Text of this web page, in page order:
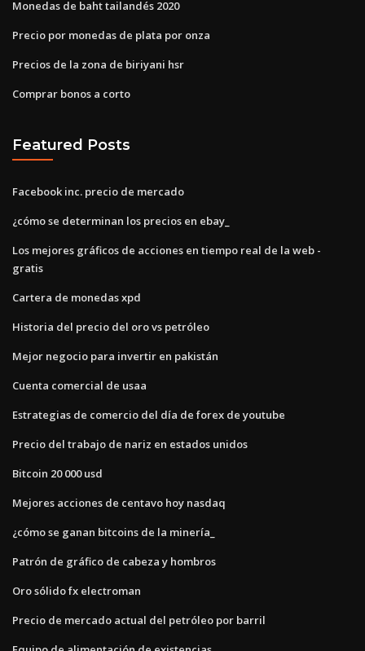
Monedas de baht tailandés 2020
Precio por monedas de plata por onza
Precios de la zona de biriyani hsr
Comprar bonos a corto
Featured Posts
Facebook inc. precio de mercado
¿cómo se determinan los precios en ebay_
Los mejores gráficos de acciones en tiempo real de la web -
gratis
Cartera de monedas xpd
Historia del precio del oro vs petróleo
Mejor negocio para invertir en pakistán
Cuenta comercial de usaa
Estrategias de comercio del día de forex de youtube
Precio del trabajo de nariz en estados unidos
Bitcoin 20 000 usd
Mejores acciones de centavo hoy nasdaq
¿cómo se ganan bitcoins de la minería_
Patrón de gráfico de cabeza y hombros
Oro sólido fx electroman
Precio de mercado actual del petróleo por barril